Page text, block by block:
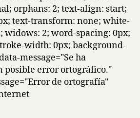
orphans: 2; text-align: start;
text-transform: none; white-
widows: 2; word-spacing: 0px;
width: 0px; background-
message="Se ha
posible error ortográfico."
de ortografía"